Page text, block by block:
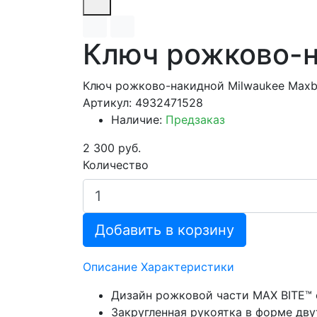
Ключ рожково-
Ключ рожково-накидной Milwaukee
Артикул: 4932471528
Наличие: Предзаказ
2 300 руб.
Количество
Добавить в корзину
Описание Характеристики
Дизайн рожковой части MAX
Закругленная рукоятка в форме